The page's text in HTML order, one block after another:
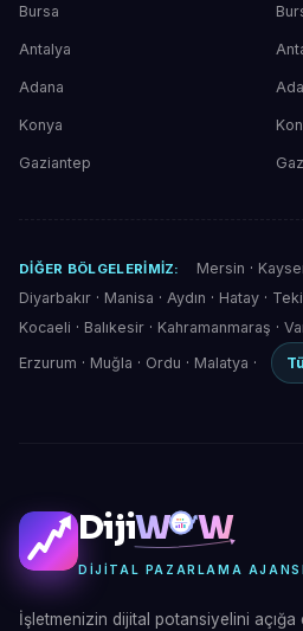
Bursa
Antalya
Adana
Konya
Gaziantep
DIĞER BÖLGELERIMIZ: Mersin ·
Diyarbakır · Manisa · Aydın · Hatay ·
Kocaeli · Balıkesir · Kahramanmaraş ·
Erzurum · Muğla · Ordu · Malatya ·
DijiW W
DIJITAL PAZARLAMA AJANSI
İşletmenizin dijital potansiyelini açığa